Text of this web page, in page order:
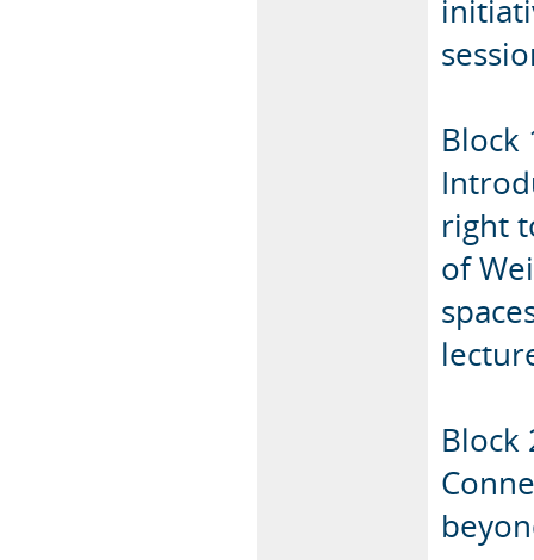
Block
right
of
Block